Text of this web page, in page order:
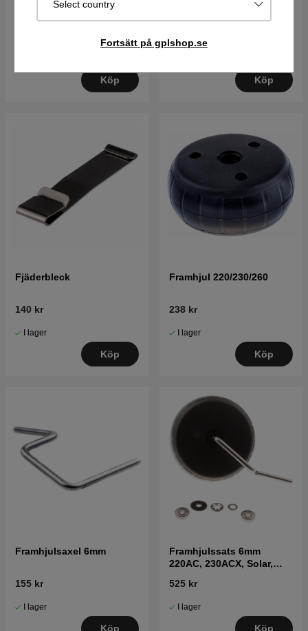
Select country
Fortsätt på gplshop.se
Köp Köp
Fjäderbleck
140 kr
I lager
Köp
Framhjul 220/230/260
238 kr
I lager
Köp
Framhjulsaxel 6mm
155 kr
I lager
Köp
Framhjulssats 6mm
220AC, 230ACX, Solar,
525 kr
I lager
Köp